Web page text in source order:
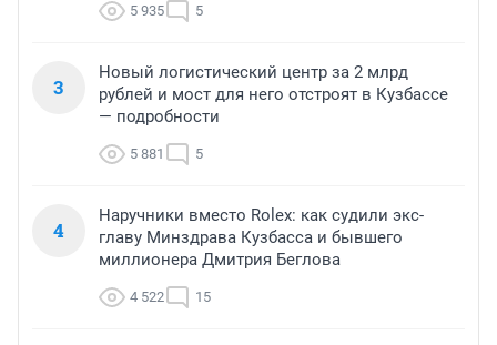
5 935 5
3
Новый логистический центр за 2 млрд
рублей и мост для него отстроят в Кузбассе
— подробности
5 881 5
4
Наручники вместо Rolex: как судили экс-
главу Минздрава Кузбасса и бывшего
миллионера Дмитрия Беглова
4 522 15